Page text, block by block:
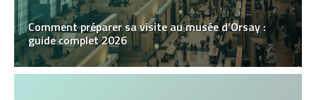
Comment préparer sa visite au musée d’Orsay :
guide complet 2026